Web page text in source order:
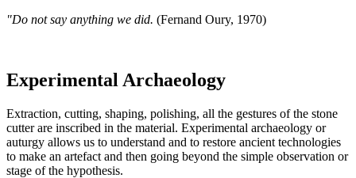
"Do not say anything we did. (Fernand Oury, 1970)
Experimental Archaeology
Extraction, cutting, shaping, polishing, all the gestures of the stone
cutter are inscribed in the material. Experimental archaeology or
auturgy allows us to understand and to restore ancient technologies
to make an artefact and then going beyond the simple observation or
stage of the hypothesis.